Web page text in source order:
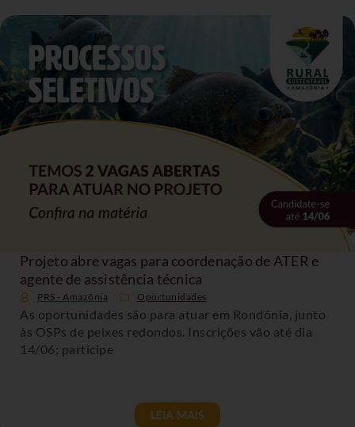
Projeto abre vagas para coordenação de ATER e
agente de assistência técnica
PRS - Amazônia Oportunidades
As oportunidades são para atuar em Rondônia, junto
às OSPs de peixes redondos. Inscrições vão até dia
14/06; participe
LEIA MAIS